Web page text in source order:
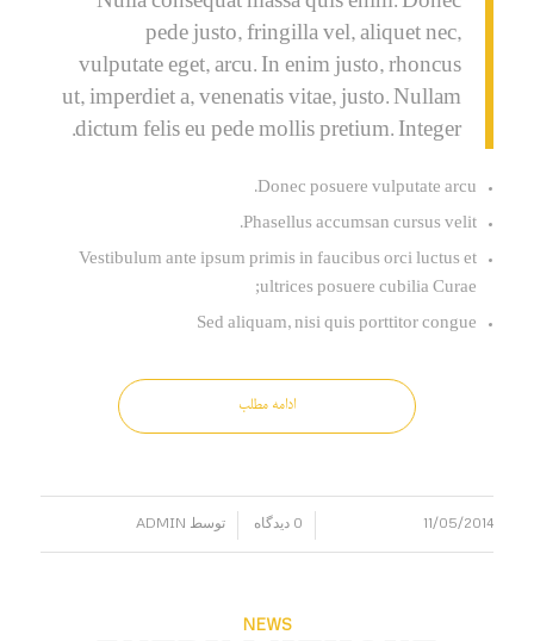
pede justo, fringilla vel, aliquet nec,
vulputate eget, arcu. In enim justo, rhoncus
ut, imperdiet a, venenatis vitae, justo. Nullam
dictum felis eu pede mollis pretium. Integer.
Donec posuere vulputate arcu.
Phasellus accumsan cursus velit.
Vestibulum ante ipsum primis in faucibus orci luctus et
ultrices posuere cubilia Curae;
Sed aliquam, nisi quis porttitor congue
ادامه مطلب
11/05/2014 0 دیدگاه توسط ADMIN
NEWS